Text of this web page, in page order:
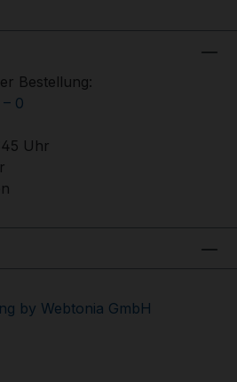
Bestellung:
0
Uhr
by Webtonia GmbH